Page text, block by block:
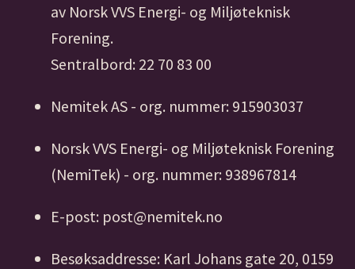
av Norsk VVS Energi- og Miljøteknisk
Forening.
Sentralbord: 22 70 83 00
Nemitek AS - org. nummer: 915903037
Norsk VVS Energi- og Miljøteknisk Forening
(NemiTek) - org. nummer: 938967814
E-post: post@nemitek.no
Besøksaddresse: Karl Johans gate 20, 0159